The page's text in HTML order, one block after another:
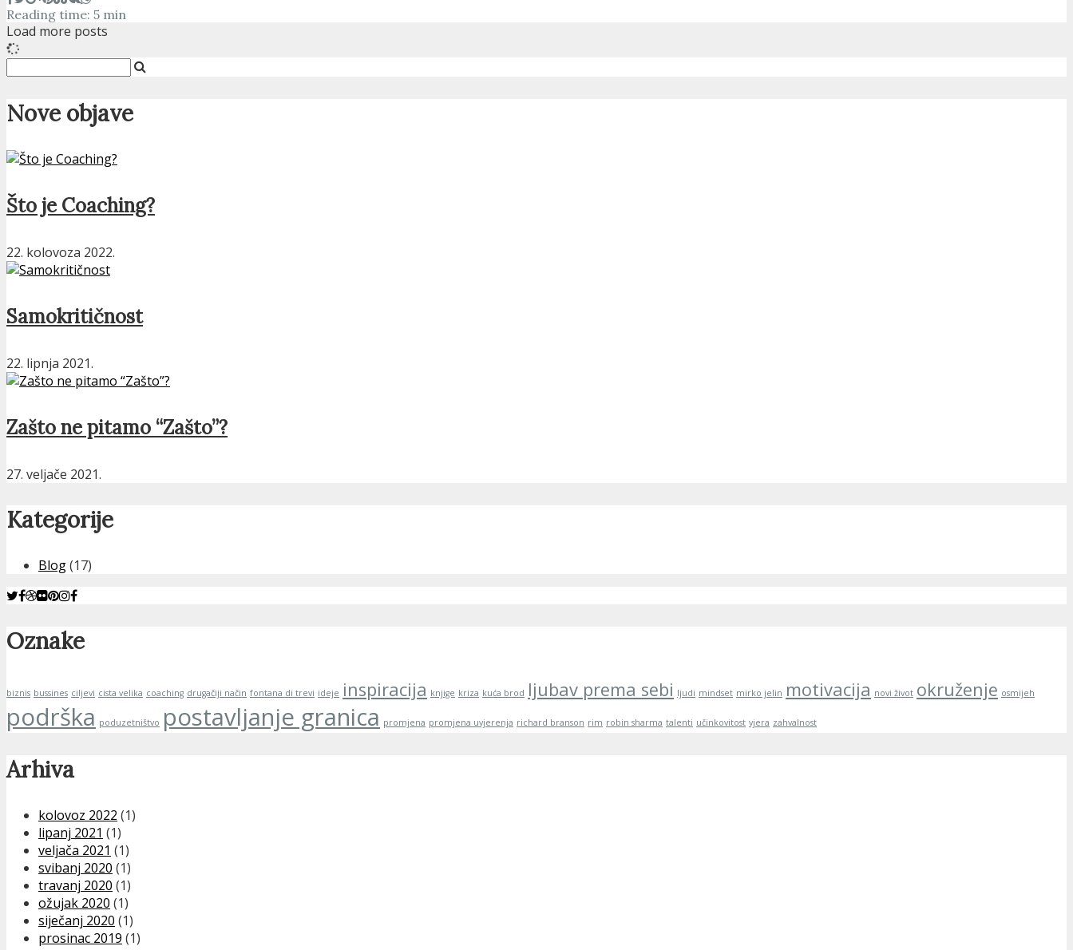
Reading time: 5 min
Load more posts
Nove objave
Što je Coaching?
22. kolovoza 2022.
Samokritičnost
22. lipnja 2021.
Zašto ne pitamo “Zašto”?
27. veljače 2021.
Kategorije
Blog(17)
Oznake
biznis bussines ciljevi cista velika coaching drugačiji način fontana di trevi ideje inspiracija knjige kriza kuća brod ljubav prema sebi ljudi mindset mirko jelin motivacija novi život okruženje osmijeh
podrška poduzetništvo postavljanje granica promjena promjena uvjerenja richard branson rim robin sharma talenti učinkovitost vjera zahvalnost
Arhiva
kolovoz 2022 (1)
lipanj 2021 (1)
veljača 2021 (1)
svibanj 2020 (1)
travanj 2020 (1)
ožujak 2020 (1)
siječanj 2020 (1)
prosinac 2019 (1)